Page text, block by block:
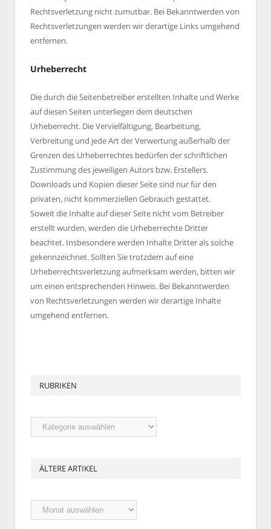
Rechtsverletzung nicht zumutbar. Bei Bekanntwerden von
Rechtsverletzungen werden wir derartige Links umgehend
entfernen.
Urheberrecht
Die durch die Seitenbetreiber erstellten Inhalte und Werke
auf diesen Seiten unterliegen dem deutschen
Urheberrecht. Die Vervielfältigung, Bearbeitung,
Verbreitung und jede Art der Verwertung außerhalb der
Grenzen des Urheberrechtes bedürfen der schriftlichen
Zustimmung des jeweiligen Autors bzw. Erstellers.
Downloads und Kopien dieser Seite sind nur für den
privaten, nicht kommerziellen Gebrauch gestattet.
Soweit die Inhalte auf dieser Seite nicht vom Betreiber
erstellt wurden, werden die Urheberrechte Dritter
beachtet. Insbesondere werden Inhalte Dritter als solche
gekennzeichnet. Sollten Sie trotzdem auf eine
Urheberrechtsverletzung aufmerksam werden, bitten wir
um einen entsprechenden Hinweis. Bei Bekanntwerden
von Rechtsverletzungen werden wir derartige Inhalte
umgehend entfernen.
RUBRIKEN
Rubriken
ÄLTERE ARTIKEL
Ältere
Artikel